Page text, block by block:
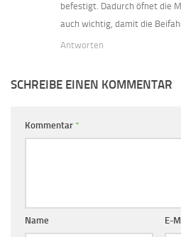
befestigt. Dadurch öfnet die
auch wichtig, damit die
Antworten
SCHREIBE EINEN KOMMENTAR
Kommentar *
Name E-